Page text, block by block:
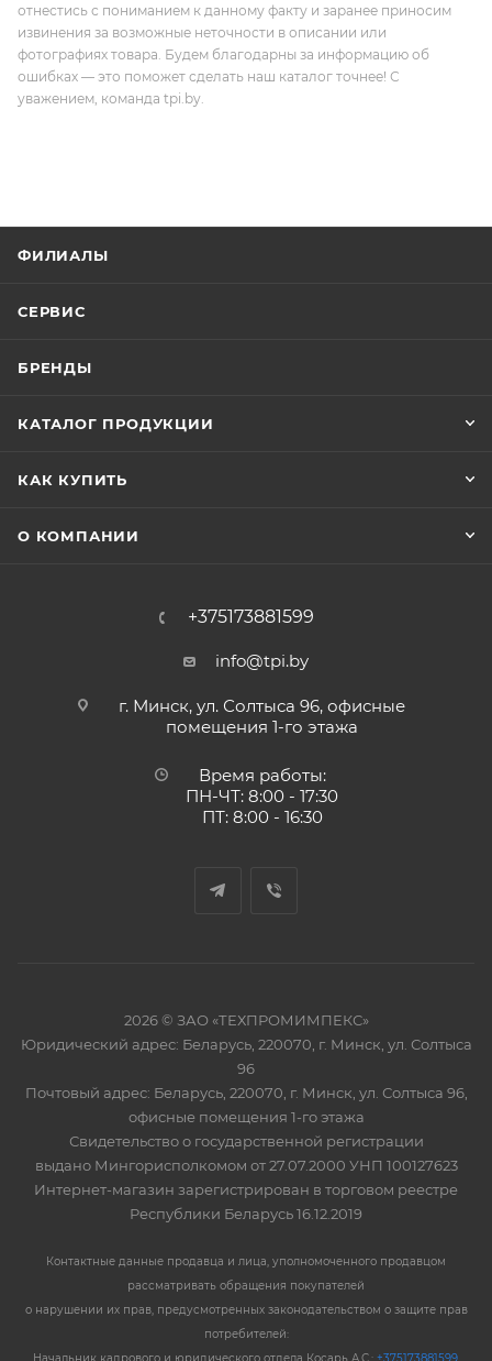
отнестись с пониманием к данному факту и заранее приносим
извинения за возможные неточности в описании или
фотографиях товара. Будем благодарны за информацию об
ошибках — это поможет сделать наш каталог точнее! С
уважением, команда tpi.by.
ФИЛИАЛЫ
СЕРВИС
БРЕНДЫ
КАТАЛОГ ПРОДУКЦИИ
КАК КУПИТЬ
О КОМПАНИИ
+375173881599
info@tpi.by
г. Минск, ул. Солтыса 96, офисные
помещения 1-го этажа
Время работы:
ПН-ЧТ: 8:00 - 17:30
ПТ: 8:00 - 16:30
2026 © ЗАО «ТЕХПРОМИМПЕКС»
Юридический адрес: Беларусь, 220070, г. Минск, ул. Солтыса
96
Почтовый адрес: Беларусь, 220070, г. Минск, ул. Солтыса 96,
офисные помещения 1-го этажа
Свидетельство о государственной регистрации
выдано Мингорисполкомом от 27.07.2000 УНП 100127623
Интернет-магазин зарегистрирован в торговом реестре
Республики Беларусь 16.12.2019
Контактные данные продавца и лица, уполномоченного продавцом
рассматривать обращения покупателей
о нарушении их прав, предусмотренных законодательством о защите прав
потребителей: